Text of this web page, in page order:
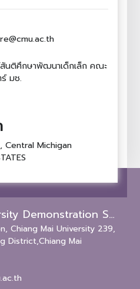
นติศึกษาพัฒนาเด็กเล็ก คณะ
มช.
Central Michigan
Chiang Mai University Demonstration School (Kindergarten and Primary Levels)
Chiang Mai University 239,
District,Chiang Mai